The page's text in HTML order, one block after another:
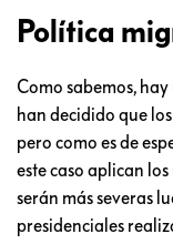
Política
Como sabemos,
han decidido que
pero como es de
este caso aplican
serán más severas
presidenciales